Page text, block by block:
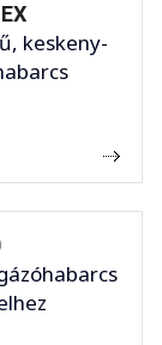
keskeny-